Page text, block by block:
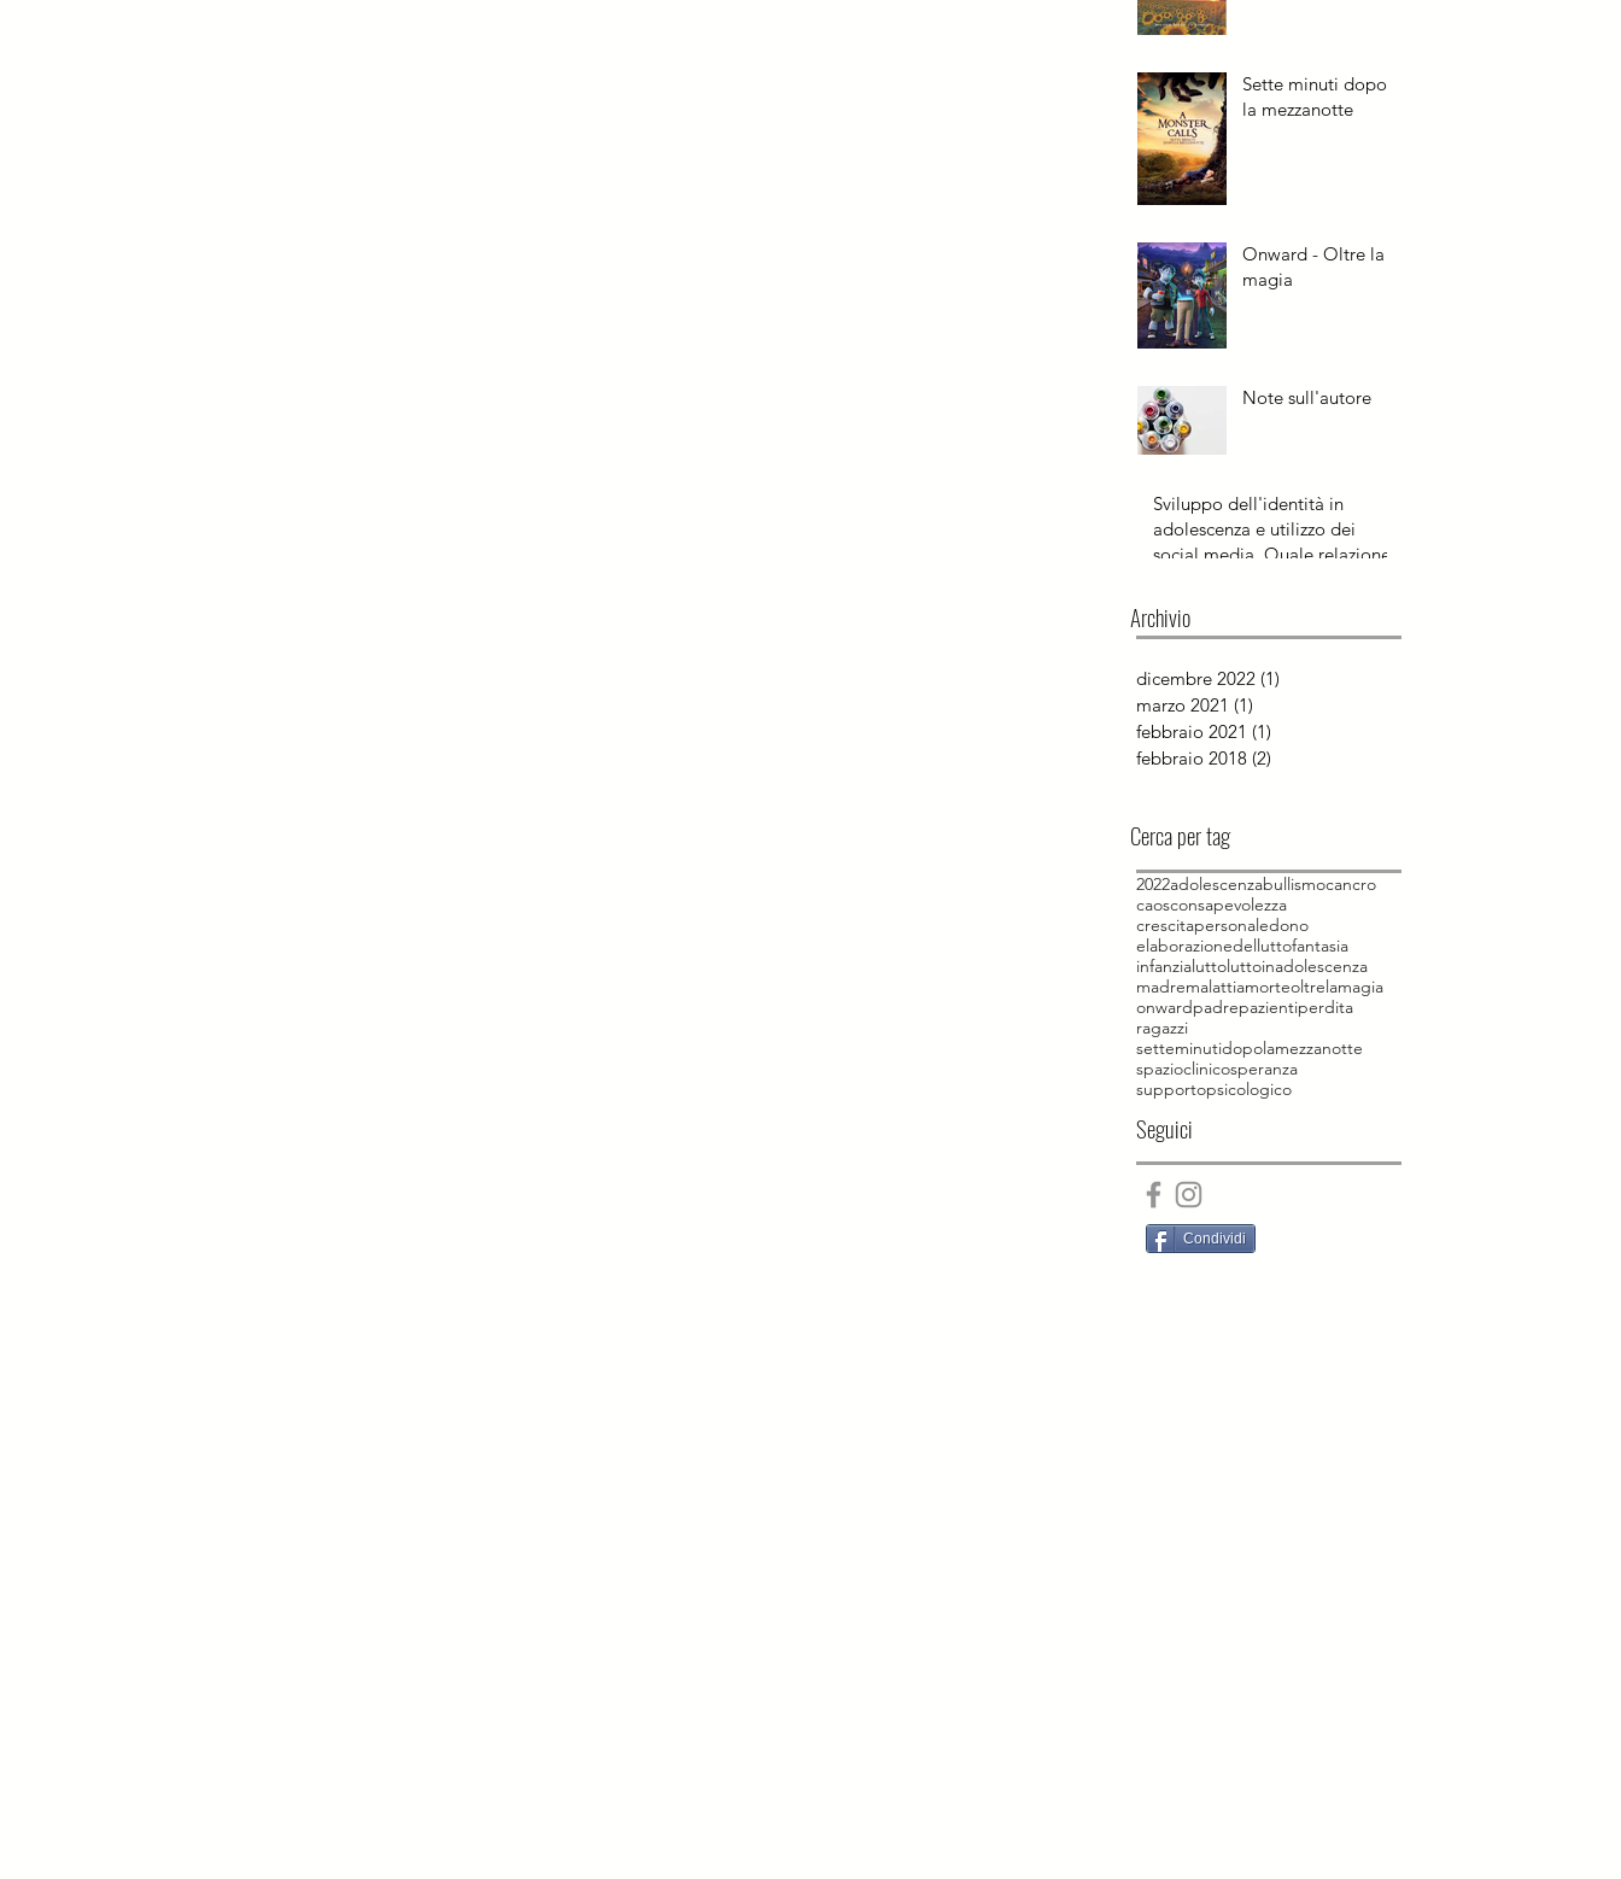
Sette minuti dopo
la mezzanotte
Onward - Oltre la
magia
Note sull'autore
Sviluppo dell'identità in
adolescenza e utilizzo dei
social media. Quale relazione?
Archivio
dicembre 2022 (1)
marzo 2021 (1)
febbraio 2021 (1)
febbraio 2018 (2)
Cerca per tag
2022adolescenzabullismocancro
caosconsapevolezza
crescitapersonaledono
elaborazionedelluttofantasia
infanzialuttoluttoinadolescenza
madremalattiamorteoltrelamagia
onwardpadrepazientiperdita
ragazzi
setteminutidopolamezzanotte
spazioclinicosperanza
supportopsicologico
Seguici
Condividi